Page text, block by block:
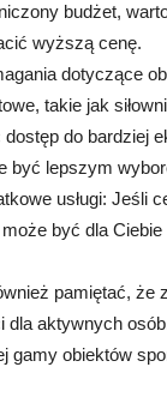
budżet,
wyższą cenę.
dotyczące
takie jak
dostęp do bardziej
być lepszym
usługi: Jeśli
być dla
pamiętać, że
dla aktywnych
gamy obiektów